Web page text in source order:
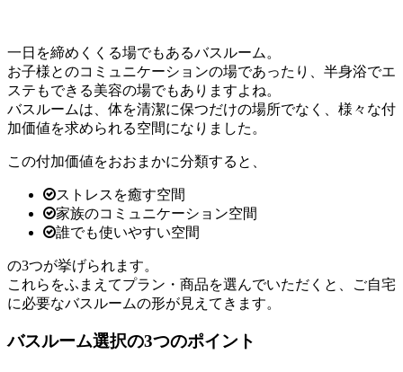
一日を締めくくる場でもあるバスルーム。
お子様とのコミュニケーションの場であったり、半身浴でエ
ステもできる美容の場でもありますよね。
バスルームは、体を清潔に保つだけの場所でなく、様々な付
加価値を求められる空間になりました。
この付加価値をおおまかに分類すると、
ストレスを癒す空間
家族のコミュニケーション空間
誰でも使いやすい空間
の3つが挙げられます。
これらをふまえてプラン・商品を選んでいただくと、ご自宅
に必要なバスルームの形が見えてきます。
バスルーム選択の3つのポイント